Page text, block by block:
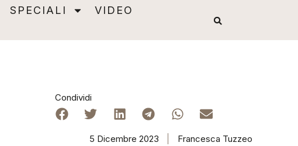
SPECIALI
VIDEO
Condividi
5 Dicembre 2023 Francesca Tuzzeo